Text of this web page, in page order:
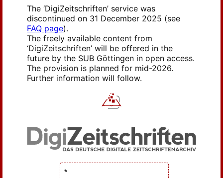
The ‘DigiZeitschriften’ service was
discontinued on 31 December 2025 (see
FAQ page).
The freely available content from
‘DigiZeitschriften’ will be offered in the
future by the SUB Göttingen in open access.
The provision is planned for mid-2026.
Further information will follow.